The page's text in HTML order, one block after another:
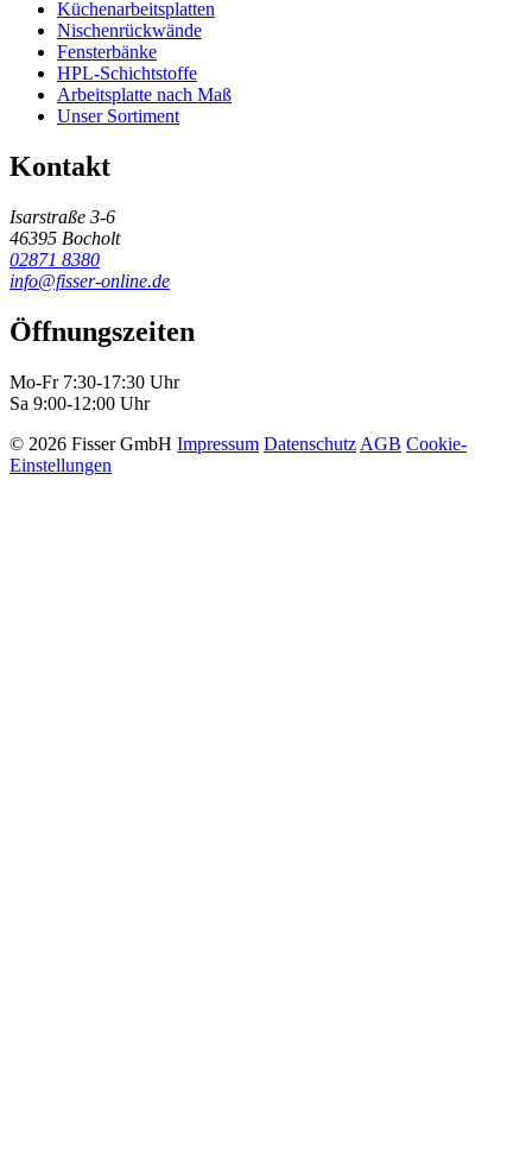
Küchenarbeitsplatten
Nischenrückwände
Fensterbänke
HPL-Schichtstoffe
Arbeitsplatte nach Maß
Unser Sortiment
Kontakt
Isarstraße 3-6
46395 Bocholt
02871 8380
info@fisser-online.de
Öffnungszeiten
Mo-Fr 7:30-17:30 Uhr
Sa 9:00-12:00 Uhr
© 2026 Fisser GmbH Impressum Datenschutz AGB Cookie-
Einstellungen